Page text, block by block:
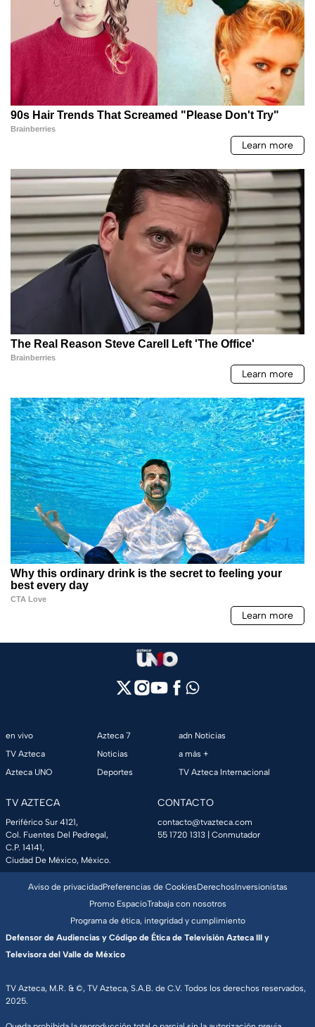
en vivo
TV Azteca
Azteca UNO
Azteca 7
Noticias
Deportes
adn Noticias
a más +
TV Azteca Internacional
TV AZTECA
Periférico Sur 4121,
Col. Fuentes Del Pedregal,
C.P. 14141,
Ciudad De México, México.
CONTACTO
contacto@tvazteca.com
55 1720 1313 | Conmutador
TV Azteca, M.R. & ©, TV Azteca, S.A.B. de C.V. Todos los derechos reservados,
2025.
Aviso de privacidadPreferencias de CookiesDerechosInversionistas
Promo EspacioTrabaja con nosotros
Programa de ética, integridad y cumplimiento
Defensor de Audiencias y Código de Ética de Televisión Azteca III y
Televisora del Valle de México